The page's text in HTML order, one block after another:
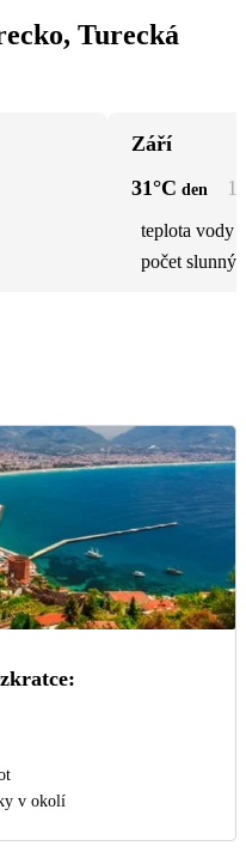
Turecká
Září
31°C den
teplota vody
počet
v okolí